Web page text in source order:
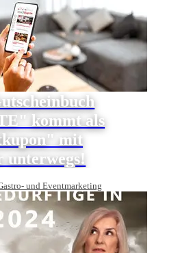
kommt als
mit
unterwegs!
und Eventmarketing